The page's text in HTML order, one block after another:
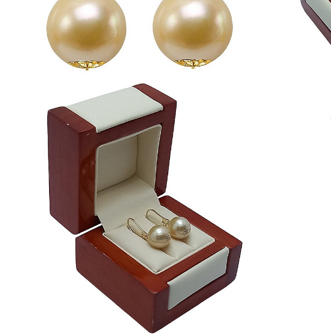
Seturi Perle cu Argint
Brățări cu Perle
Pandantive cu Perle
Brose cu Perle